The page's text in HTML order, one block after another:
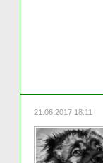
21.06.2017 18:11